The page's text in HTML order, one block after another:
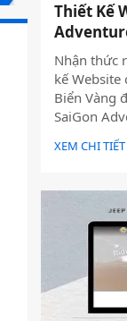
Thiết Kế
Nhận thức
kế
Biển Vàng
SaiGon
thiết kế
chỉ
vị thế dẫn
nghiệm
minh
tư duy
XEM CHI TIẾT